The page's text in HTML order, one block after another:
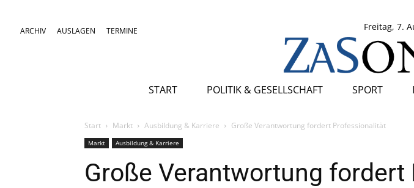
ARCHIV AUSLAGEN TERMINE Freitag, 7.
START POLITIK & GESELLSCHAFT SPORT
Start Markt Ausbildung & Karriere Große Verantwortung fordert Professionalität
Markt Ausbildung & Karriere
Große Verantwortung